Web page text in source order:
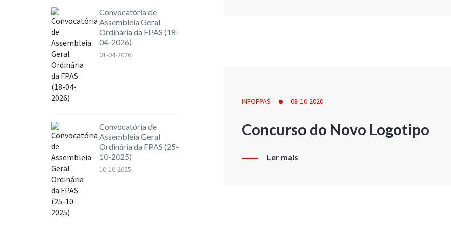
INFOFPAS 08-10-2020
Concurso do Novo Logotipo
Ler mais
Convocatória de
Assembleia Geral
Ordinária da FPAS (18-
04-2026)
01-04-2026
Convocatória de
Assembleia Geral
Ordinária da FPAS (25-
10-2025)
10-10-2025